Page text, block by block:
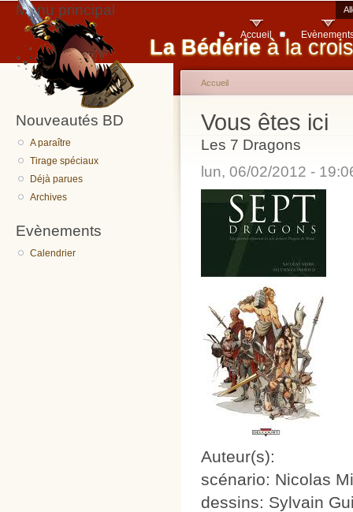
La Bédérie à la
Menu principal
Accueil
Nouveautés BD
A paraître
Tirage spéciaux
Déjà parues
Archives
Evènements
Calendrier
Vous êtes ici
Accueil
Les 7 Dragons
lun, 06/02/2012 -
Auteur(s):
scénario: Nicolas
dessins: Sylvain